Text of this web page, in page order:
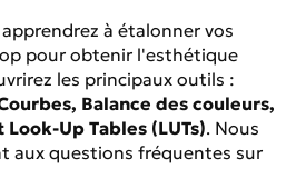
à étalonner vos
pour obtenir l'esthétique
les principaux outils :
Balance des couleurs,
Up Tables (LUTs). Nous
aux questions fréquentes sur